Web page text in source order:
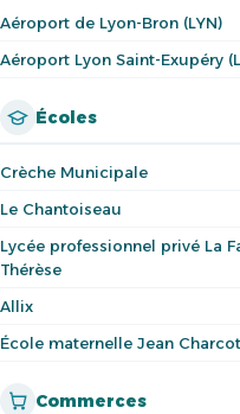
Aéroport de Lyon-Bron (LYN)
Aéroport Lyon Saint-Exupéry
Écoles
Crèche Municipale
Le Chantoiseau
Lycée professionnel privé La
Thérèse
Allix
École maternelle Jean Charcot
Commerces